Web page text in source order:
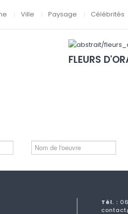
Ville Paysage Célébrités
FLEURS
Tél. :